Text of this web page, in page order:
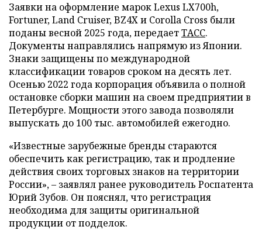
Заявки на оформление марок Lexus LX700h,
Fortuner, Land Cruiser, BZ4X и Corolla Cross были
поданы весной 2025 года, передаетТАСС.
Документы направлялись напрямую из Японии.
Знаки защищены по международной
классификации товаров сроком на десять лет.
Осенью 2022 года корпорация объявила о полной
остановке сборки машин на своем предприятии в
Петербурге. Мощности этого завода позволяли
выпускать до 100 тыс. автомобилей ежегодно.
«Известные зарубежные бренды стараются
обеспечить как регистрацию, так и продление
действия своих торговых знаков на территории
России», – заявлял ранее руководитель Роспатента
Юрий Зубов. Он пояснял, что регистрация
необходима для защиты оригинальной
продукции от подделок.